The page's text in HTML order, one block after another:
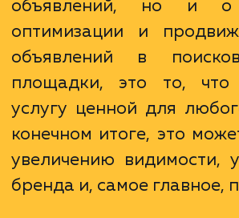
обращений и, как
Понимание того, что
Авито — это не
объявлений, но и
оптимизации и